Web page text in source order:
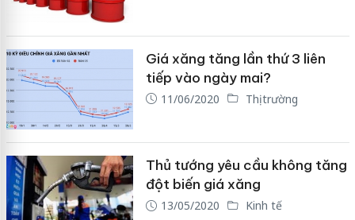
Giá xăng tăng lần thứ 3 liên
tiếp vào ngày mai?
11/06/2020 Thị trường
Thủ tướng yêu cầu không tăng
đột biến giá xăng
13/05/2020 Kinh tế